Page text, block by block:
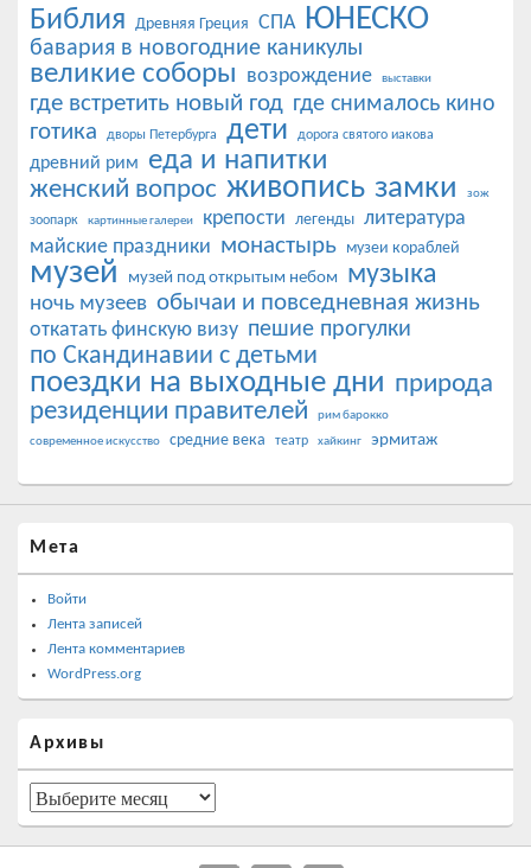
Библия Древняя Греция СПА ЮНЕСКО
бавария в новогодние каникулы
великие соборы возрождение выставки
где встретить новый год где снималось кино
готика дворы Петербурга дети дорога святого иакова
древний рим еда и напитки
женский вопрос живопись замки зож
зоопарк картинные галереи крепости легенды литература
майские праздники монастырь музеи кораблей
музей музей под открытым небом музыка
ночь музеев обычаи и повседневная жизнь
откатать финскую визу пешие прогулки
по Скандинавии с детьми
поездки на выходные дни природа
резиденции правителей
рим барокко
современное искусство
средние века театр хайкинг эрмитаж
Мета
Войти
Лента записей
Лента комментариев
WordPress.org
Архивы
Архивы